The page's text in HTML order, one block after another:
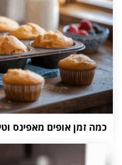
כמה זמן אופים מאפינס